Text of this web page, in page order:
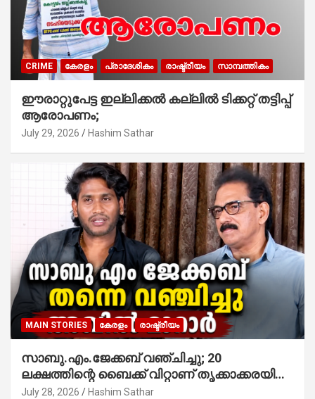
CRIME കേരളം പ്രാദേശികം രാഷ്ട്രീയം സാമ്പത്തികം
ഈരാറ്റുപേട്ട ഇല്ലിക്കൽ കല്ലിൽ ടിക്കറ്റ് തട്ടിപ്പ്
ആരോപണം;
July 29, 2026 Hashim Sathar
MAIN STORIES കേരളം രാഷ്ട്രീയം
സാബു.എം.ജേക്കബ് വഞ്ചിച്ചു; 20
ലക്ഷത്തിന്റെ ബൈക്ക് വിറ്റാണ് തൃക്കാക്കരയില്‍
മത്സരിച്ചത്! പ്രചാരണത്തിന് രണ്ടേ രണ്ടുപേര്‍
July 28, 2026 Hashim Sathar